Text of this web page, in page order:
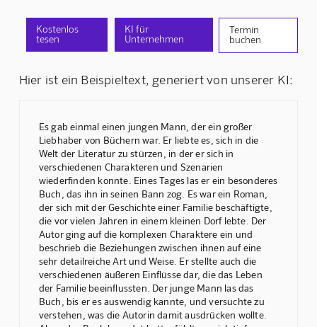
Kostenlos
tesen
KI für
Unternehmen
Termin
buchen
Hier ist ein Beispieltext, generiert von unserer KI:
Es gab einmal einen jungen Mann, der ein großer
Liebhaber von Büchern war. Er liebte es, sich in die
Welt der Literatur zu stürzen, in der er sich in
verschiedenen Charakteren und Szenarien
wiederfinden konnte. Eines Tages las er ein besonderes
Buch, das ihn in seinen Bann zog. Es war ein Roman,
der sich mit der Geschichte einer Familie beschäftigte,
die vor vielen Jahren in einem kleinen Dorf lebte. Der
Autor ging auf die komplexen Charaktere ein und
beschrieb die Beziehungen zwischen ihnen auf eine
sehr detailreiche Art und Weise. Er stellte auch die
verschiedenen äußeren Einflüsse dar, die das Leben
der Familie beeinflussten. Der junge Mann las das
Buch, bis er es auswendig kannte, und versuchte zu
verstehen, was die Autorin damit ausdrücken wollte.